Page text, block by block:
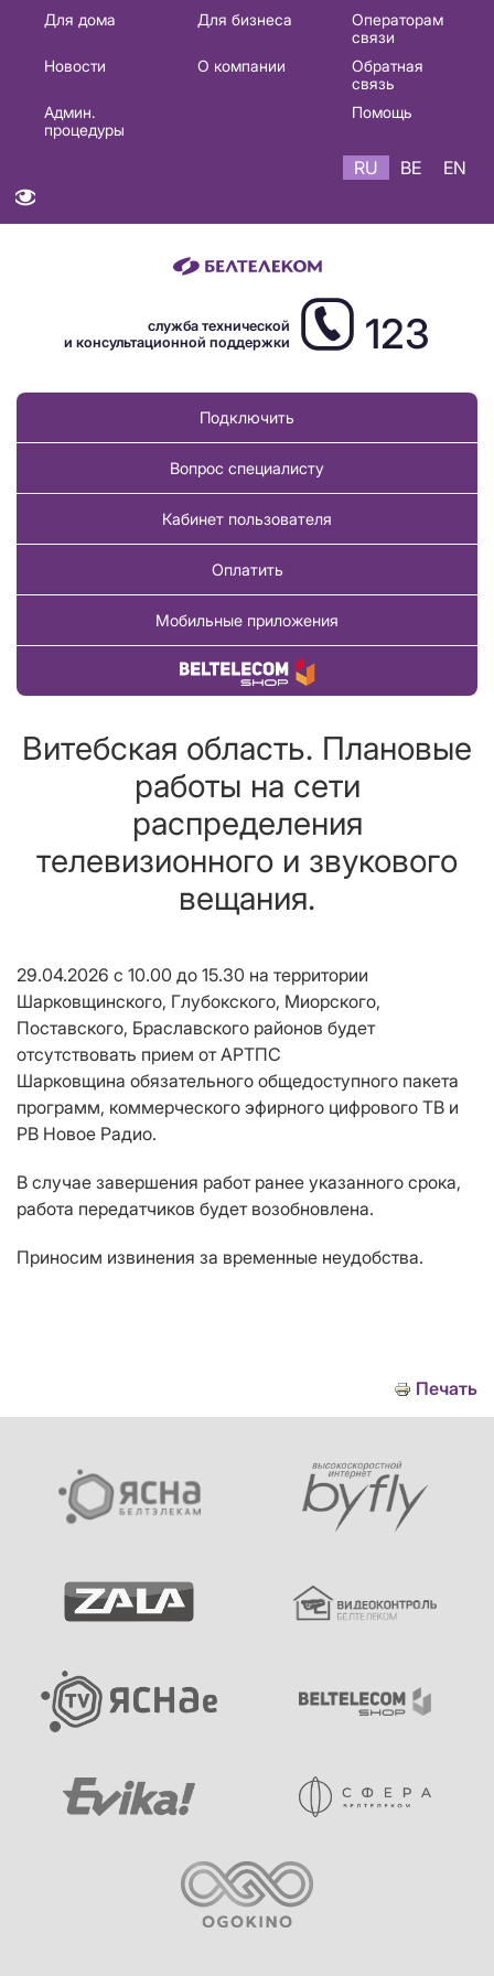
Основная
навигация
Для дома Для бизнеса
Операторам
связи
Новости
О компании
Обратная
связь
Админ.
процедуры
Помощь
RU BE EN
служба технической
и консультационной поддержки
123
Подключить
Вопрос специалисту
Кабинет пользователя
Оплатить
Мобильные приложения
Купить товар
Витебская область. Плановые
работы на сети
распределения
телевизионного и звукового
вещания.
29.04.2026 с 10.00 до 15.30 на территории
Шарковщинского, Глубокского, Миорского,
Поставского, Браславского районов будет
отсутствовать прием от АРТПС
Шарковщина обязательного общедоступного пакета
программ, коммерческого эфирного цифрового ТВ и
РВ Новое Радио.
В случае завершения работ ранее указанного срока,
работа передатчиков будет возобновлена.
Приносим извинения за временные неудобства.
Печать